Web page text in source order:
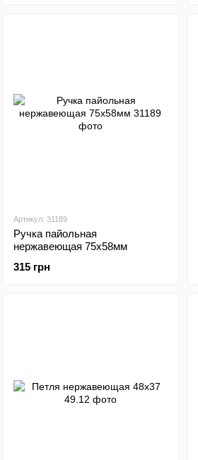
Артикул: 31189
Ручка пайольная
нержавеющая 75x58мм
315 грн